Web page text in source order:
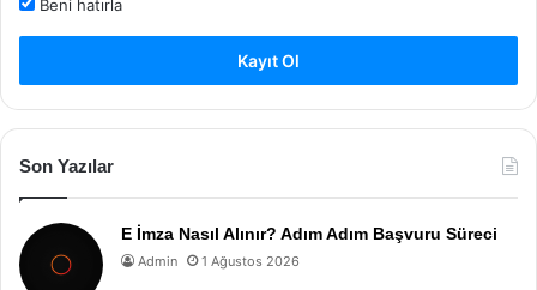
Beni hatırla
Kayıt Ol
Son Yazılar
E İmza Nasıl Alınır? Adım Adım Başvuru Süreci
Admin 1 Ağustos 2026